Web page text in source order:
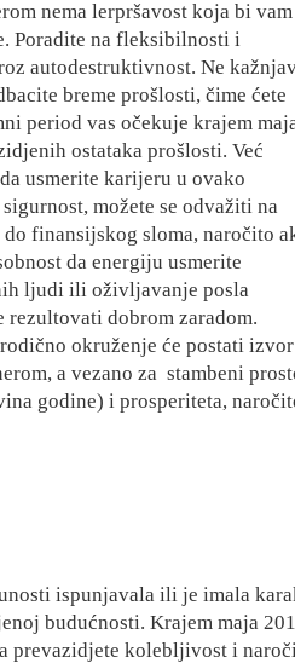
nema lerpršavost koja bi vam
Poradite na fleksibilnosti i
autodestruktivnost. Ne
breme prošlosti, čime ćete
period vas očekuje krajem
ostataka prošlosti. Već
usmerite karijeru u ovako
možete se odvažiti na
finansijskog sloma, naročito
da energiju usmerite
ljudi ili oživljavanje posla
dobrom zaradom.
okruženje će postati izvor
a vezano za stambeni
godine) i prosperiteta,
ispunjavala ili je imala
budućnosti. Krajem maja
prevazidjete kolebljivost i